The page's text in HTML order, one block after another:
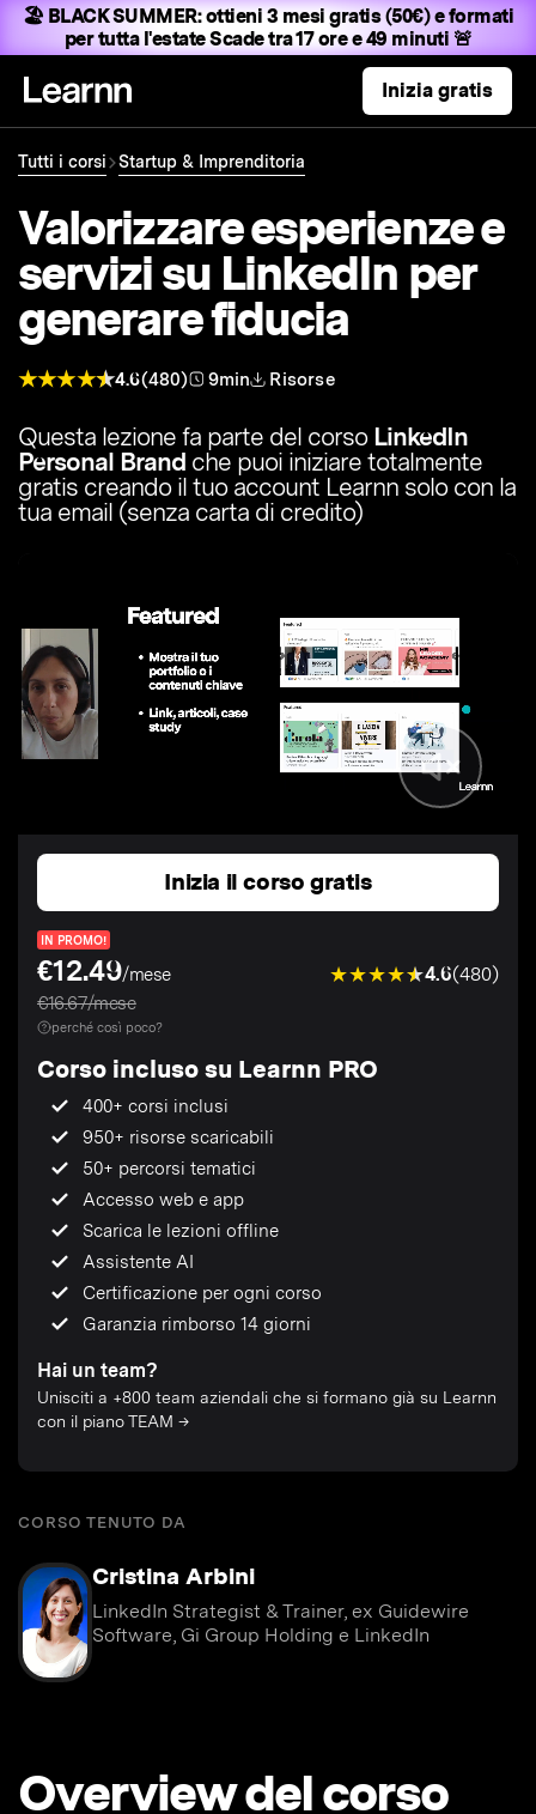
🏖️ BLACK SUMMER:ottieni 3 mesi gratis (50€) e formati
per tutta l'estateScade tra 17 ore e 49 minuti 🚨
Inizia gratis
Tutti i corsi Startup & Imprenditoria
Valorizzare esperienze e
servizi su LinkedIn per
generare fiducia
4.6(480) 9min Risorse
Questa lezione fa parte del corso LinkedIn
Personal Brand che puoi iniziare totalmente
gratis creando il tuo account Learnn solo con la
tua email (senza carta di credito)
Inizia il corso gratis
IN PROMO!
€12.49/mese
€16.67/mese
4.6(480)
perché così poco?
Corso incluso su Learnn PRO
400+ corsi inclusi
950+ risorse scaricabili
50+ percorsi tematici
Accesso web e app
Scarica le lezioni offline
Assistente AI
Certificazione per ogni corso
Garanzia rimborso 14 giorni
Hai un team?
Unisciti a +800 team aziendali che si formano già su Learnn
con il piano TEAM →
CORSO TENUTO DA
Cristina Arbini
LinkedIn Strategist & Trainer, ex Guidewire
Software, Gi Group Holding e LinkedIn
Overview del corso